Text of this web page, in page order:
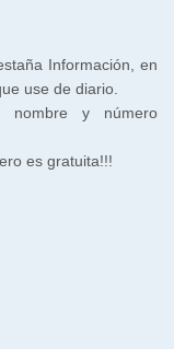
Información, en
use de diario.
nombre y número
es gratuita!!!